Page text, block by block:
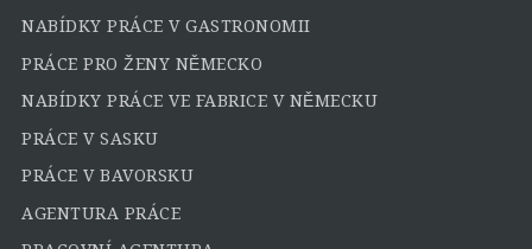
NABÍDKY PRÁCE V GASTRONOMII
PRÁCE PRO ŽENY NĚMECKO
NABÍDKY PRÁCE VE FABRICE V NĚMECKU
PRÁCE V SASKU
PRÁCE V BAVORSKU
AGENTURA PRÁCE